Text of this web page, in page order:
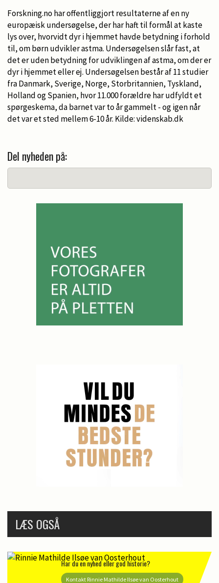
Forskning.no har offentliggjort resultaterne af en ny
europæisk undersøgelse, der har haft til formål at kaste
lys over, hvorvidt dyr i hjemmet havde betydning i forhold
til, om børn udvikler astma. Undersøgelsen slår fast, at
det er uden betydning for udviklingen af astma, om der er
dyr i hjemmet eller ej. Undersøgelsen består af 11 studier
fra Danmark, Sverige, Norge, Storbritannien, Tyskland,
Holland og Spanien, hvor 11.000 forældre har udfyldt et
spørgeskema, da barnet var to år gammelt - og igen når
det var et sted mellem 6-10 år. Kilde: videnskab.dk
Del nyheden på:
LÆS OGSÅ
Har du en nyhed eller god historie?
Kontakt Rinnie Mathilde Ilsøe van Oosterhout